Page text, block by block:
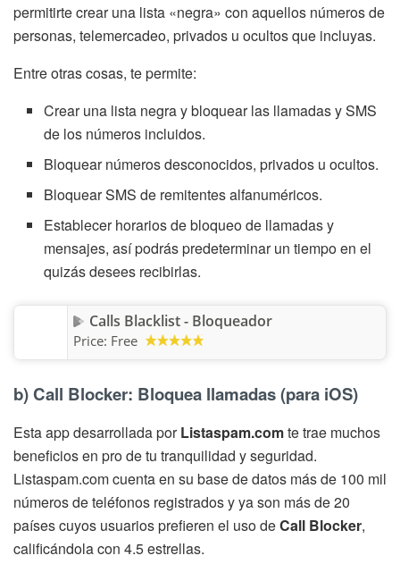
permitirte crear una lista «negra» con aquellos números de
personas, telemercadeo, privados u ocultos que incluyas.
Entre otras cosas, te permite:
Crear una lista negra y bloquear las llamadas y SMS
de los números incluidos.
Bloquear números desconocidos, privados u ocultos.
Bloquear SMS de remitentes alfanuméricos.
Establecer horarios de bloqueo de llamadas y
mensajes, así podrás predeterminar un tiempo en el
quizás desees recibirlas.
Calls Blacklist - Bloqueador
Price: Free
b) Call Blocker: Bloquea llamadas (para iOS)
Esta app desarrollada porListaspam.comte trae muchos
beneficios en pro de tu tranquilidad y seguridad.
Listaspam.com cuenta en su base de datos más de 100 mil
números de teléfonos registrados y ya son más de 20
países cuyos usuarios prefieren el uso deCall Blocker,
calificándola con 4.5 estrellas.